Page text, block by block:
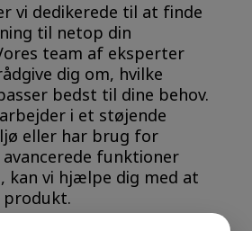
vi dedikerede til at finde
til netop din
team af eksperter
dig om, hvilke
bedst til dine behov.
i et støjende
eller har brug for
funktioner
kan vi hjælpe dig med at